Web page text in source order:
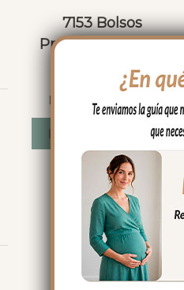
7153 Bolsos
Provenza Tulipán
Desde: 52.50€
Seleccionar opciones